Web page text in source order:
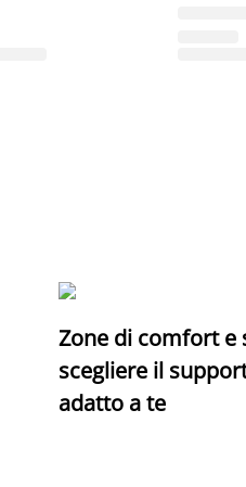
Zone di comfort
scegliere il
adatto a te